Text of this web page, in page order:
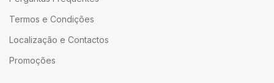
Termos e Condições
Localização e Contactos
Promoções